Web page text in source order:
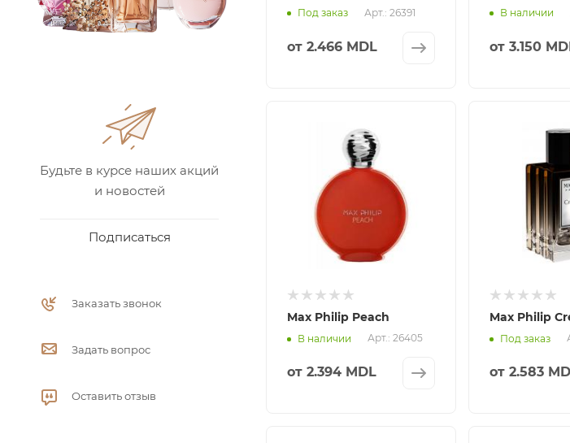
Под заказ Арт.: 26391
от 2.466 MDL
В наличии
от 3.150
Max Philip Peach
В наличии Арт.: 26405
от 2.394 MDL
Max Philip
Под заказ
от 2.583
Будьте в курсе наших акций
и новостей
Подписаться
Заказать звонок
Задать вопрос
Оставить отзыв